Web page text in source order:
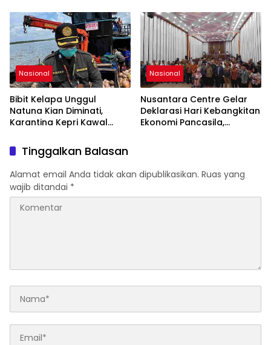
Industri Taman Rekreasi
dan Ekosistem Pariwisata
di Tanah Air
Nasional
Bibit Kelapa Unggul
Natuna Kian Diminati,
Karantina Kepri Kawal
Bintan
Nasional
Nusantara Centre Gelar
Deklarasi Hari Kebangkitan
Ekonomi Pancasila,
Ekonomi Politik Indonesia)
& Simposium Nasional
Tinggalkan Balasan
Alamat email Anda tidak akan dipublikasikan. Ruas yang
wajib ditandai *